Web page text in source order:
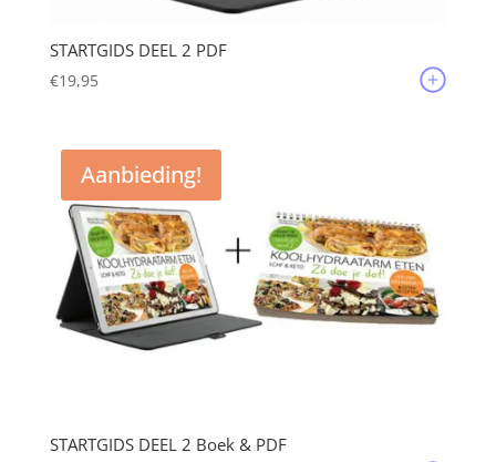
STARTGIDS DEEL 2 PDF
€19,95
Aanbieding!
STARTGIDS DEEL 2 Boek & PDF